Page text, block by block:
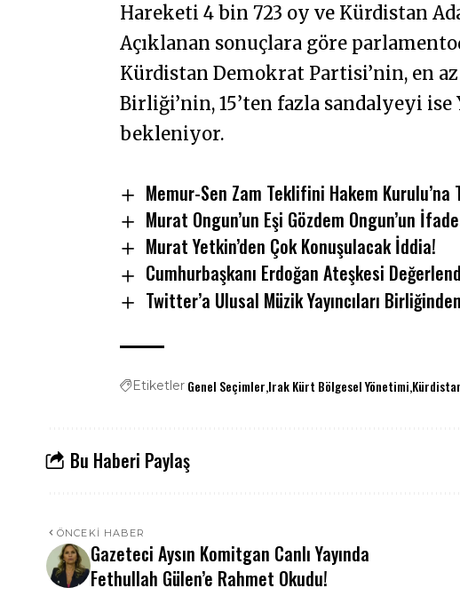
Hareketi 4 bin 723 oy ve Kürdistan
Açıklanan sonuçlara göre
Kürdistan Demokrat Partisi’nin, en
Birliği’nin, 15’ten fazla sandalyeyi
bekleniyor.
Memur-Sen Zam Teklifini Hakem Kurulu’na
Murat Ongun’un Eşi Gözdem Ongun’un
Murat Yetkin’den Çok Konuşulacak İddia!
Cumhurbaşkanı Erdoğan Ateşkesi
Twitter’a Ulusal Müzik Yayıncıları
Etiketler Genel Seçimler Irak Kürt Bölgesel Yönetimi
Bu Haberi Paylaş
ÖNCEKI HABER
Gazeteci Aysın Komitgan Canlı Yayında
Fethullah Gülen’e Rahmet Okudu!